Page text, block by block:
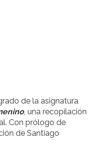
de la asignatura
, una recopilación
Con prólogo de
de Santiago